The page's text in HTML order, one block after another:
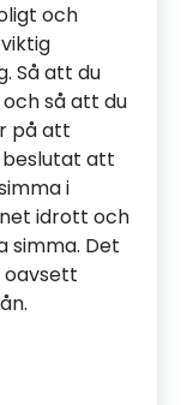
och
Så att du
så att du
på att
beslutat att
i
idrott och
simma. Det
oavsett